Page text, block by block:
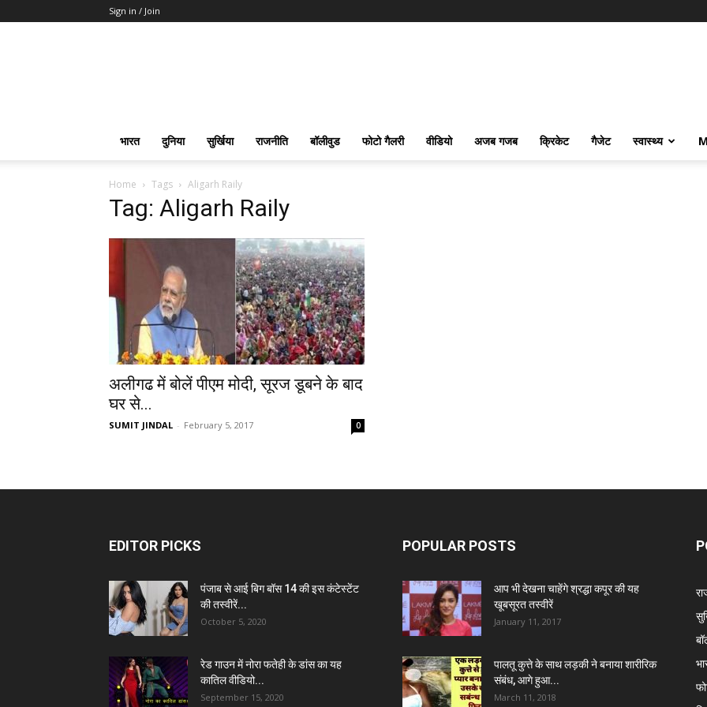
Sign in / Join
भारत दुनिया सुर्खिया राजनीति बॉलीवुड फोटो गैलरी वीडियो अजब गजब क्रिकेट गैजेट स्वास्थ्य
Home Tags Aligarh Raily
Tag: Aligarh Raily
अलीगढ में बोलें पीएम मोदी, सूरज डूबने के बाद
घर से...
SUMIT JINDAL - February 5, 2017 0
EDITOR PICKS
पंजाब से आई बिग बॉस 14 की इस कंटेस्टेंट
की तस्वीरें...
October 5, 2020
रेड गाउन में नोरा फतेही के डांस का यह
कातिल वीडियो...
September 15, 2020
POPULAR POSTS
आप भी देखना चाहेंगे श्रद्धा कपूर की यह
खूबसूरत तस्वीरें
January 11, 2017
पालतू कुत्ते के साथ लड़की ने बनाया शारीरिक
संबंध, आगे हुआ...
March 11, 2018